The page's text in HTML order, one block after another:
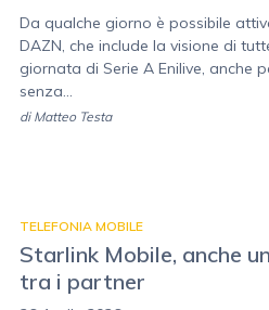
Da qualche giorno è possibile
DAZN, che include la visione di
giornata di Serie A Enilive, anche
senza...
di Matteo Testa
TELEFONIA MOBILE
Starlink Mobile, anche
tra i partner